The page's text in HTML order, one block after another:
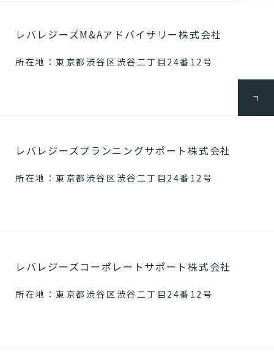
レバレジーズM&Aアドバイザリー株式会社
所在地：東京都渋谷区渋谷二丁目24番12号
レバレジーズプランニングサポート株式会社
所在地：東京都渋谷区渋谷二丁目24番12号
レバレジーズコーポレートサポート株式会社
所在地：東京都渋谷区渋谷二丁目24番12号